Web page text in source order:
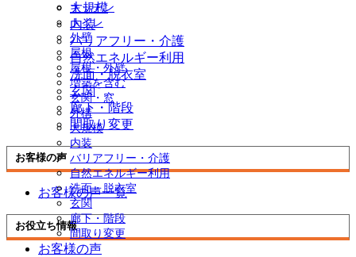
キッチン
トイレ
外壁
屋根
屋根・外壁
増築を含む
玄関・窓
外構
大規模
内装
バリアフリー・介護
自然エネルギー利用
洗面・脱衣室
玄関
廊下・階段
間取り変更
お客様の声
大規模
内装
バリアフリー・介護
自然エネルギー利用
洗面・脱衣室
玄関
廊下・階段
間取り変更
お客様の声
お客様の声一覧
お役立ち情報